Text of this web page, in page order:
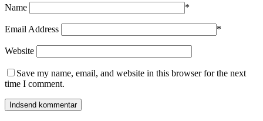
Name *
Email Address *
Website
Save my name, email, and website in this browser for the next
time I comment.